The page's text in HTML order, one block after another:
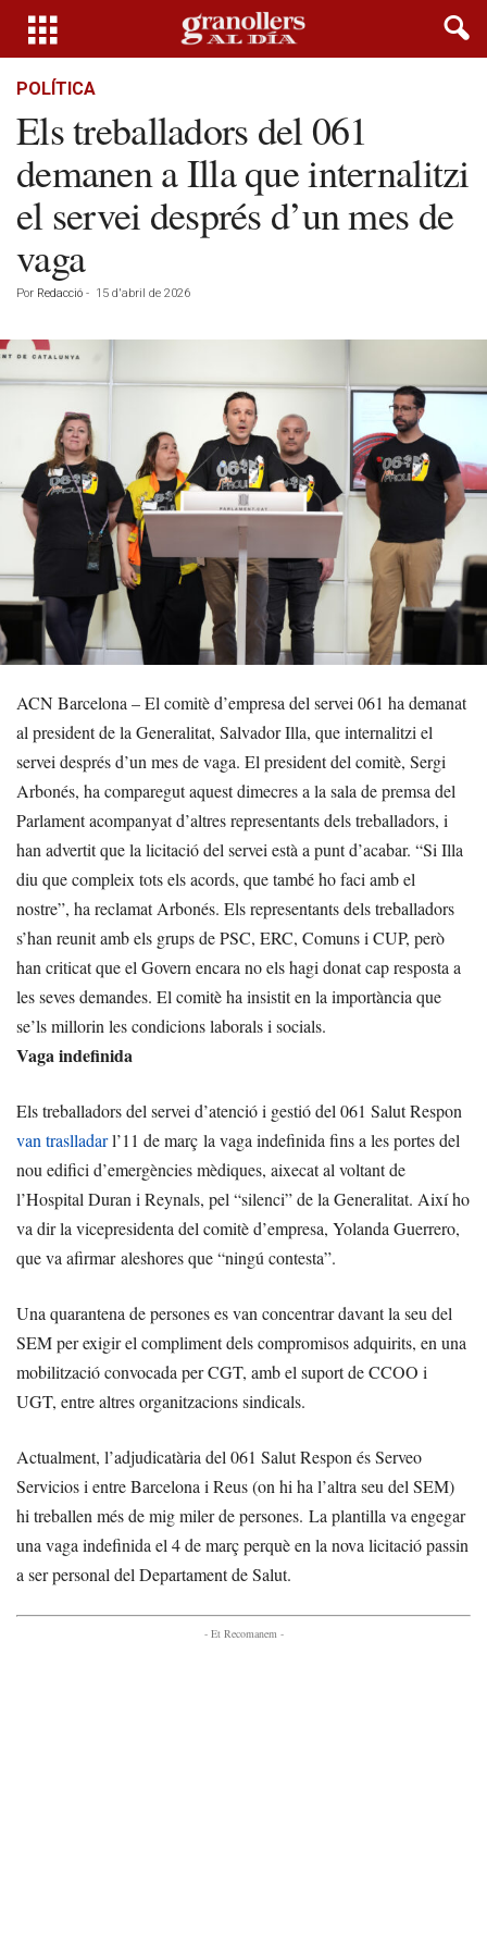
POLÍTICA
Els treballadors del 061
demanen a Illa que internalitzi
el servei després d’un mes de
vaga
Por Redacció - 15 d'abril de 2026
ACN Barcelona – El comitè d’empresa del servei 061 ha demanat
al president de la Generalitat, Salvador Illa, que internalitzi el
servei després d’un mes de vaga. El president del comitè, Sergi
Arbonés, ha comparegut aquest dimecres a la sala de premsa del
Parlament acompanyat d’altres representants dels treballadors, i
han advertit que la licitació del servei està a punt d’acabar. “Si Illa
diu que compleix tots els acords, que també ho faci amb el
nostre”, ha reclamat Arbonés. Els representants dels treballadors
s’han reunit amb els grups de PSC, ERC, Comuns i CUP, però
han criticat que el Govern encara no els hagi donat cap resposta a
les seves demandes. El comitè ha insistit en la importància que
se’ls millorin les condicions laborals i socials.
Vaga indefinida
Els treballadors del servei d’atenció i gestió del 061 Salut Respon
van traslladarl’11 de març la vaga indefinida fins a les portes del
nou edifici d’emergències mèdiques, aixecat al voltant de
l’Hospital Duran i Reynals, pel “silenci” de la Generalitat. Així ho
va dir la vicepresidenta del comitè d’empresa, Yolanda Guerrero,
que va afirmar aleshores que “ningú contesta”.
Una quarantena de persones es van concentrar davant la seu del
SEM per exigir el compliment dels compromisos adquirits, en una
mobilització convocada per CGT, amb el suport de CCOO i
UGT, entre altres organitzacions sindicals.
Actualment, l’adjudicatària del 061 Salut Respon és Serveo
Servicios i entre Barcelona i Reus (on hi ha l’altra seu del SEM)
hi treballen més de mig miler de persones. La plantilla va engegar
una vaga indefinida el 4 de març perquè en la nova licitació passin
a ser personal del Departament de Salut.
- Et Recomanem -